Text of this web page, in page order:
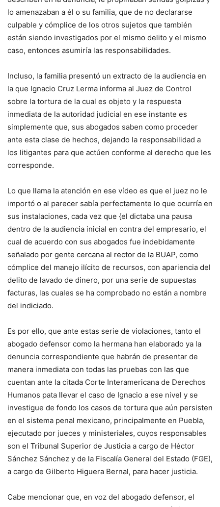
lo amenazaban a él o su familia, que de no declararse
culpable y cómplice de los otros sujetos que también
están siendo investigados por el mismo delito y el mismo
caso, entonces asumiría las responsabilidades.
Incluso, la familia presentó un extracto de la audiencia en
la que Ignacio Cruz Lerma informa al Juez de Control
sobre la tortura de la cual es objeto y la respuesta
inmediata de la autoridad judicial en ese instante es
simplemente que, sus abogados saben como proceder
ante esta clase de hechos, dejando la responsabilidad a
los litigantes para que actúen conforme al derecho que les
corresponde.
Lo que llama la atención en ese vídeo es que el juez no le
importó o al parecer sabía perfectamente lo que ocurría en
sus instalaciones, cada vez que {el dictaba una pausa
dentro de la audiencia inicial en contra del empresario, el
cual de acuerdo con sus abogados fue indebidamente
señalado por gente cercana al rector de la BUAP, como
cómplice del manejo ilícito de recursos, con apariencia del
delito de lavado de dinero, por una serie de supuestas
facturas, las cuales se ha comprobado no están a nombre
del indiciado.
Es por ello, que ante estas serie de violaciones, tanto el
abogado defensor como la hermana han elaborado ya la
denuncia correspondiente que habrán de presentar de
manera inmediata con todas las pruebas con las que
cuentan ante la citada Corte Interamericana de Derechos
Humanos pata llevar el caso de Ignacio a ese nivel y se
investigue de fondo los casos de tortura que aún persisten
en el sistema penal mexicano, principalmente en Puebla,
ejecutado por jueces y ministeriales, cuyos responsables
son el Tribunal Superior de Justicia a cargo de Héctor
Sánchez Sánchez y de la Fiscalía General del Estado (FGE),
a cargo de Gilberto Higuera Bernal, para hacer justicia.
Cabe mencionar que, en voz del abogado defensor, el